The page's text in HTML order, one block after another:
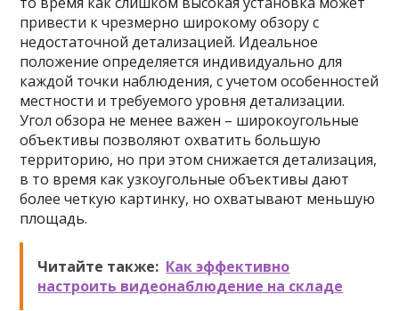
привести к чрезмерно широкому обзору с
недостаточной детализацией. Идеальное
положение определяется индивидуально для
каждой точки наблюдения, с учетом особенностей
местности и требуемого уровня детализации.
Угол обзора не менее важен – широкоугольные
объективы позволяют охватить большую
территорию, но при этом снижается детализация,
в то время как узкоугольные объективы дают
более четкую картинку, но охватывают меньшую
площадь.
Читайте также: Как эффективно
настроить видеонаблюдение на складе